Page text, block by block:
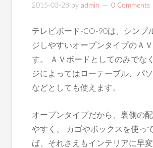
2015-03-28 byadmin 0 Comments
テレビボード-CO-90は、シンプ
ジしやすいオープンタイプのＡ
す。 ＡＶボードとしてのみでな
ジによってはローテーブル、パ
などとしても使えます。
オープンタイプだから、裏側の
やすく、 カゴやボックスを使っ
ば、それさえもインテリアに早